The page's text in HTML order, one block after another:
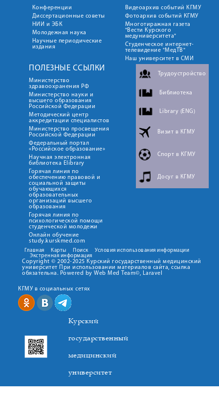
Конференции
Диссертационные советы
НИИ и ЭБК
Молодежная наука
Научные периодические
издания
Видеоархив событий КГМУ
Фотоархив событий КГМУ
Многотиражная газета
"Вести Курского
медуниверситета"
Студенческое интернет-
телевидение "МедТВ"
Наш университет в СМИ
ПОЛЕЗНЫЕ ССЫЛКИ
Министерство
здравоохранения РФ
Министерство науки и
высшего образования
Российской Федерации
Методический центр
аккредитации специалистов
Министерство просвещения
Российской Федерации
Федеральный портал
«Российское образование»
Научная электронная
библиотека Elibrary
Горячая линия по
обеспечению правовой и
социальной защиты
обучающихся
образовательных
организаций высшего
образования
Горячая линия по
психологической помощи
студенческой молодежи
Онлайн обучение
study.kurskmed.com
Трудоустройство
Библиотека
Library (ENG)
Визит в КГМУ
Спорт в КГМУ
Досуг в КГМУ
Главная Карты Поиск
Условия использования информации
Экстренная информация
Copyright © 2002-2025 Курский государственный медицинский
университет При использовании материалов сайта, ссылка
обязательна. Powered by Web Med Team©, Laravel
КГМУ в социальных сетях
Курский
государственный
медицинский
университет